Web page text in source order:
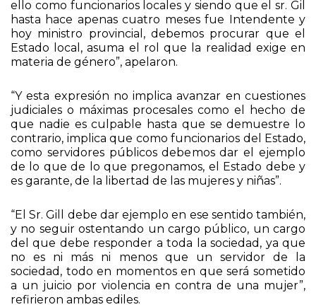
ello como funcionarios locales y siendo que el sr. Gil
hasta hace apenas cuatro meses fue Intendente y
hoy ministro provincial, debemos procurar que el
Estado local, asuma el rol que la realidad exige en
materia de género”, apelaron.
“Y esta expresión no implica avanzar en cuestiones
judiciales o máximas procesales como el hecho de
que nadie es culpable hasta que se demuestre lo
contrario, implica que como funcionarios del Estado,
como servidores públicos debemos dar el ejemplo
de lo que de lo que pregonamos, el Estado debe y
es garante, de la libertad de las mujeres y niñas”.
“El Sr. Gill debe dar ejemplo en ese sentido también,
y no seguir ostentando un cargo público, un cargo
del que debe responder a toda la sociedad, ya que
no es ni más ni menos que un servidor de la
sociedad, todo en momentos en que será sometido
a un juicio por violencia en contra de una mujer”,
refirieron ambas ediles.